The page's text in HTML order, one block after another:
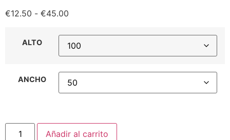
€12.50 - €45.00
ALTO
ANCHO
Añadir al carrito